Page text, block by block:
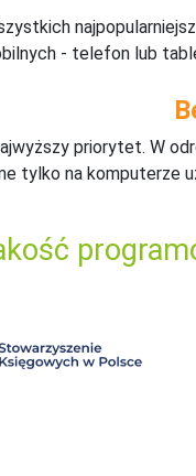
- telefon lub
priorytet. W
tylko na komputerze